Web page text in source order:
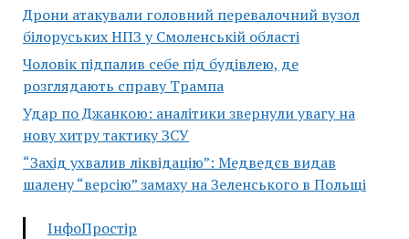
Дрони атакували головний перевалочний вузол
білоруських НПЗ у Смоленській області
Чоловік підпалив себе під будівлею, де
розглядають справу Трампа
Удар по Джанкою: аналітики звернули увагу на
нову хитру тактику ЗСУ
“Захід ухвалив ліквідацію”: Медведєв видав
шалену “версію” замаху на Зеленського в Польщі
ІнфоПростір